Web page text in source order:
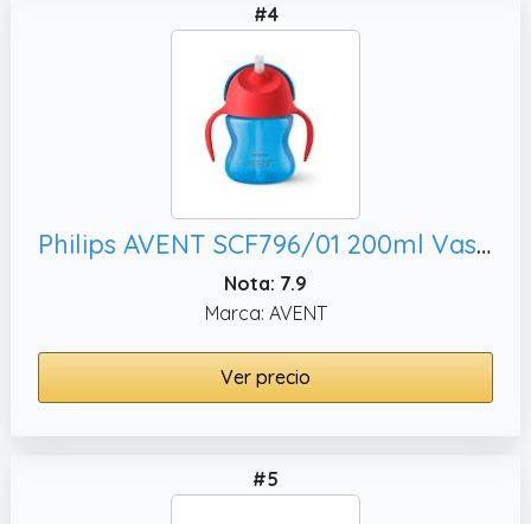
#4
Philips AVENT SCF796/01 200ml Vaso para bebés sippy cups - Sippy Cups (Vaso para bebés, 1 pieza(s))
Nota: 7.9
Marca: AVENT
Ver precio
#5